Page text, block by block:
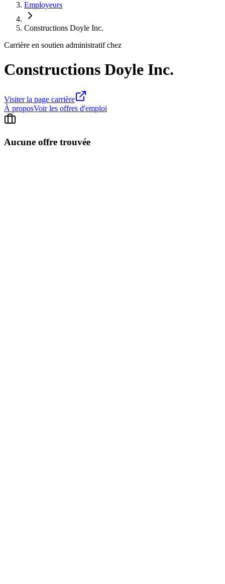
Employeurs
Constructions Doyle Inc.
Carrière en soutien administratif chez
Constructions Doyle Inc.
Visiter la page carrière
À proposVoir les offres d'emploi
Aucune offre trouvée